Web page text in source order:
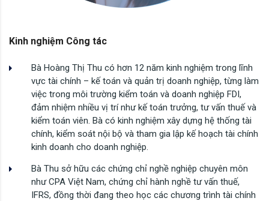
Kinh nghiệm Công tác
Bà Hoàng Thị Thu có hơn 12 năm kinh nghiệm trong lĩnh
vực tài chính – kế toán và quản trị doanh nghiệp, từng làm
việc trong môi trường kiểm toán và doanh nghiệp FDI,
đảm nhiệm nhiều vị trí như kế toán trưởng, tư vấn thuế và
kiểm toán viên. Bà có kinh nghiệm xây dựng hệ thống tài
chính, kiểm soát nội bộ và tham gia lập kế hoạch tài chính
kinh doanh cho doanh nghiệp.
Bà Thu sở hữu các chứng chỉ nghề nghiệp chuyên môn
như CPA Việt Nam, chứng chỉ hành nghề tư vấn thuế,
IFRS, đồng thời đang theo học các chương trình tài chính